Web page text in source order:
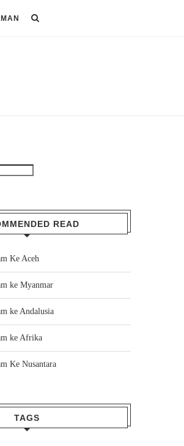
READ
Ke Aceh
ke Myanmar
ke Andalusia
ke Afrika
Ke Nusantara
TAGS